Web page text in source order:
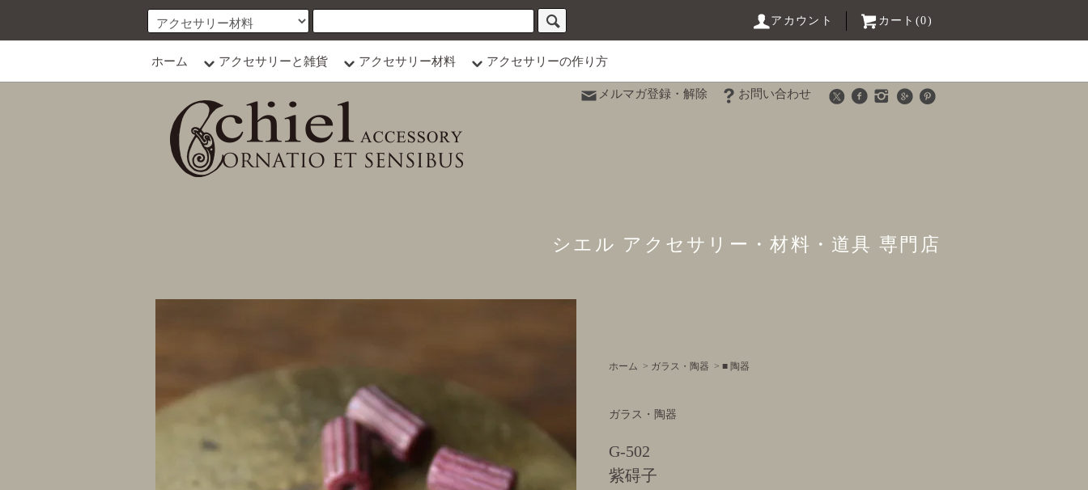
アカウント カート(0)
ホーム アクセサリーと雑貨 アクセサリー材料 アクセサリーの作り方
メルマガ登録・解除 お問い合わせ
シエル アクセサリー・材料・道具 専門店
ホーム > ガラス・陶器 > ■ 陶器
ガラス・陶器
G-502
紫碍子